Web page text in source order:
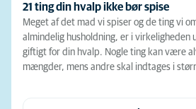
21 ting din hvalp ikke bør spise
Meget af det mad vi spiser og de ting vi
almindelig husholdning, er i virkeligheden
giftigt for din hvalp. Nogle ting kan være
mængder, mens andre skal indtages i